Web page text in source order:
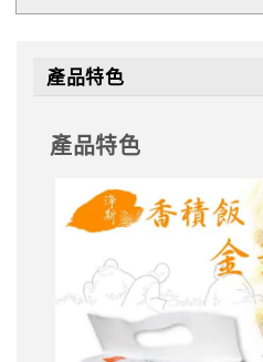
產品特色
產品特色